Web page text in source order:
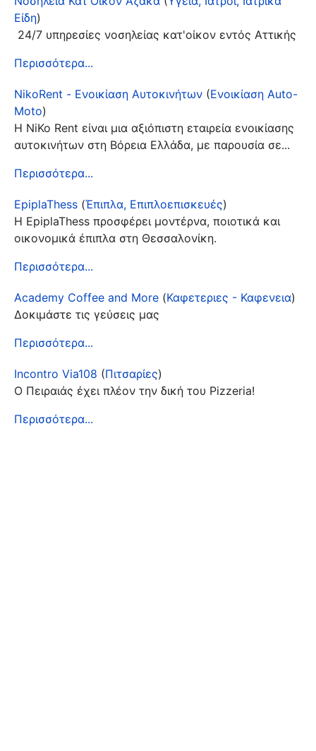
Είδη)
24/7 υπηρεσίες νοσηλείας κατ'οίκον εντός Αττικής
Περισσότερα...
NikoRent - Ενοικίαση Αυτοκινήτων (Ενοικίαση Auto-
Moto)
Η NiKo Rent είναι μια αξιόπιστη εταιρεία ενοικίασης
αυτοκινήτων στη Βόρεια Ελλάδα, με παρουσία σε...
Περισσότερα...
EpiplaThess (Έπιπλα, Επιπλοεπισκευές)
Η EpiplaThess προσφέρει μοντέρνα, ποιοτικά και
οικονομικά έπιπλα στη Θεσσαλονίκη.
Περισσότερα...
Academy Coffee and More (Καφετεριες - Καφενεια)
Δοκιμάστε τις γεύσεις μας
Περισσότερα...
Incontro Via108 (Πιτσαρίες)
Ο Πειραιάς έχει πλέον την δική του Pizzeria!
Περισσότερα...